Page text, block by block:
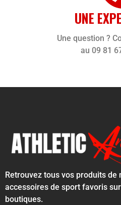
UNE
Une question ?
au 09 81
Retrouvez tous vos produits
accessoires de sport favoris
boutiques.